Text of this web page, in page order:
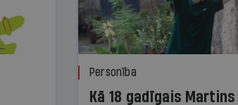
Personība
Kā 18 gadīgais Martins